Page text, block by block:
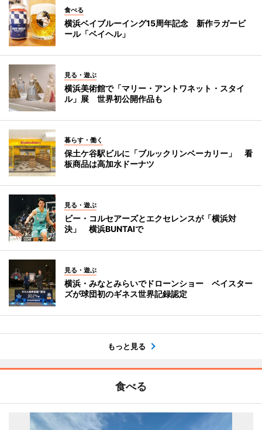
食べる
横浜ベイブルーイング15周年記念 新作ラガービ
ール「ベイヘル」
見る・遊ぶ
横浜美術館で「マリー・アントワネット・スタイ
ル」展 世界初公開作品も
暮らす・働く
保土ケ谷駅ビルに「ブルックリンベーカリー」 看
板商品は高加水ドーナツ
見る・遊ぶ
ビー・コルセアーズとエクセレンスが「横浜対
決」 横浜BUNTAIで
見る・遊ぶ
横浜・みなとみらいでドローンショー ベイスター
ズが球団初のギネス世界記録認定
もっと見る
食べる